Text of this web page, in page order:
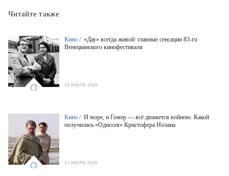
Читайте также
Кино / «Дау» всегда живой: главные сенсации 83-го
Венецианского кинофестиваля
23 ИЮЛЯ 2026
Кино / И море, и Гомер — всё движется войною. Какой
получилась «Одиссея» Кристофера Нолана
21 ИЮЛЯ 2026